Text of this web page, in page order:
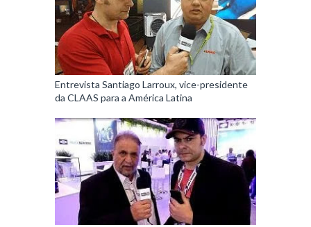
Entrevista Santiago Larroux, vice-presidente
da CLAAS para a América Latina